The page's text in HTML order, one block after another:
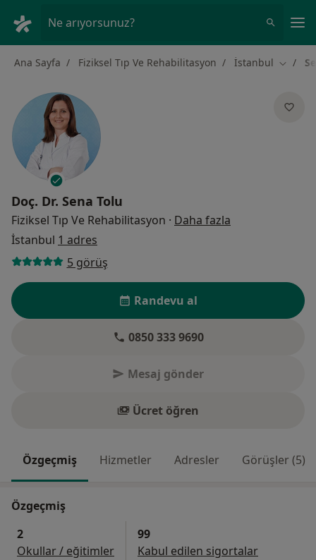
Ne arıyorsunuz?
Ana Sayfa Fiziksel Tıp Ve Rehabilitasyon İstanbul Şehir
Doç. Dr. Sena Tolu
Fiziksel Tıp Ve Rehabilitasyon · Daha fazla
İstanbul 1 adres
5 görüş
Randevu al
0850 333 9690
Mesaj gönder
Ücret öğren
Özgeçmiş Hizmetler Adresler Görüşler (5)
Özgeçmiş
2
Okullar / eğitimler
99
Kabul edilen sigortalar